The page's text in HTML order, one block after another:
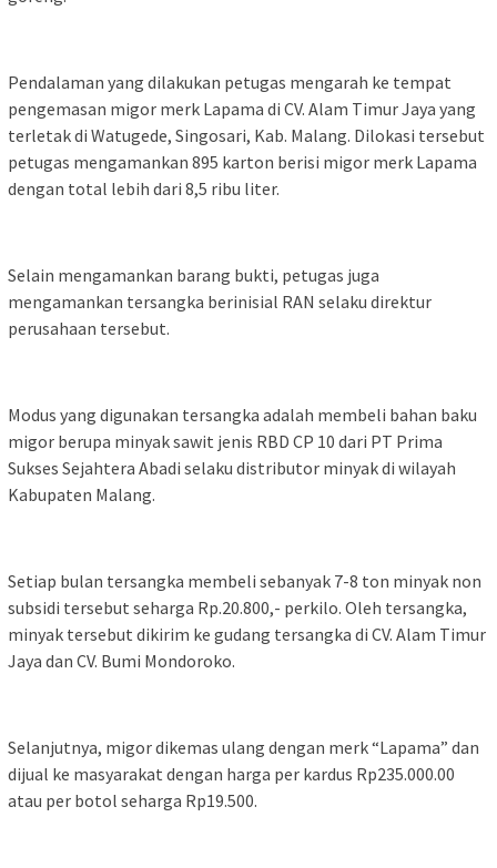
Pendalaman yang dilakukan petugas mengarah ke tempat
pengemasan migor merk Lapama di CV. Alam Timur Jaya yang
terletak di Watugede, Singosari, Kab. Malang. Dilokasi tersebut
petugas mengamankan 895 karton berisi migor merk Lapama
dengan total lebih dari 8,5 ribu liter.
Selain mengamankan barang bukti, petugas juga
mengamankan tersangka berinisial RAN selaku direktur
perusahaan tersebut.
Modus yang digunakan tersangka adalah membeli bahan baku
migor berupa minyak sawit jenis RBD CP 10 dari PT Prima
Sukses Sejahtera Abadi selaku distributor minyak di wilayah
Kabupaten Malang.
Setiap bulan tersangka membeli sebanyak 7-8 ton minyak non
subsidi tersebut seharga Rp.20.800,- perkilo. Oleh tersangka,
minyak tersebut dikirim ke gudang tersangka di CV. Alam Timur
Jaya dan CV. Bumi Mondoroko.
Selanjutnya, migor dikemas ulang dengan merk “Lapama” dan
dijual ke masyarakat dengan harga per kardus Rp235.000.00
atau per botol seharga Rp19.500.